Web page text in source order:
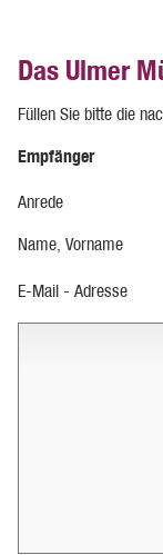
Das Ulmer
Füllen Sie bitte die
Empfänger
Anrede
Name, Vorname
E-Mail - Adresse